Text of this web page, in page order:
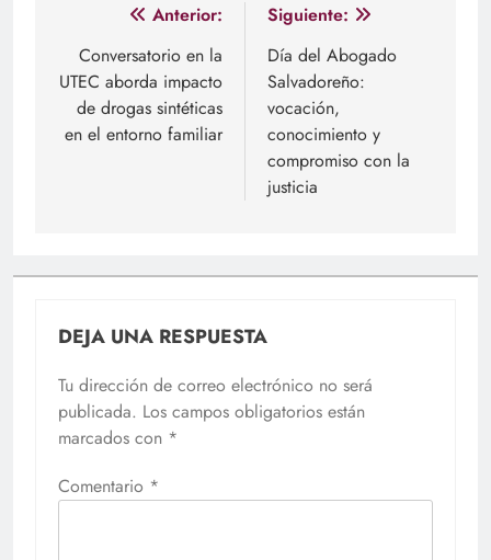
Navegación
de
entradas
Anterior:
Conversatorio en la
UTEC aborda impacto
de drogas sintéticas
en el entorno familiar
Siguiente:
Día del Abogado
Salvadoreño:
vocación,
conocimiento y
compromiso con la
justicia
DEJA UNA RESPUESTA
Tu dirección de correo electrónico no será
publicada. Los campos obligatorios están
marcados con *
Comentario *